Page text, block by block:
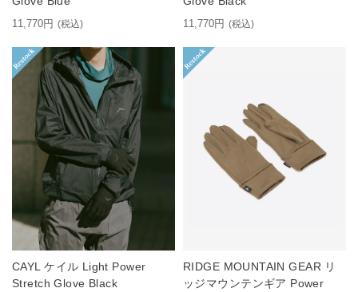
11,770円 (税込) 11,770円 (税込)
CAYL ケイル Light Power
Stretch Glove Black
RIDGE MOUNTAIN GEAR リ
ッジマウンテンギア Power